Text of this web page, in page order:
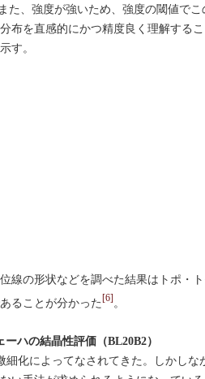
た、強度が強いため、強度の閾値で
布を直感的にかつ精度良く理解するこ
す。
線の形状などを調べた結果はトポ・
ることが分かった [6] 。
ハの結晶性評価（BL20B2）
化によってなされてきた。しかしな